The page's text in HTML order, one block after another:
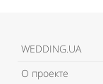
WEDDING.UA
О проекте